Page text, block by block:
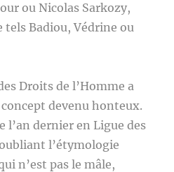
ou Nicolas Sarkozy,
tels Badiou, Védrine ou
Droits de l’Homme a
devenu honteux.
l’an dernier en Ligue des
l’étymologie
n’est pas le mâle,